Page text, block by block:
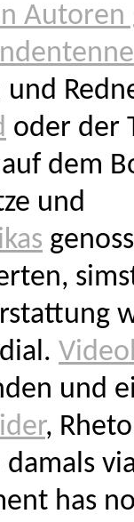
oder der
auf dem
und
und
,
damals
has